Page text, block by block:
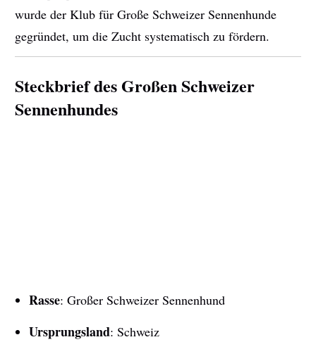
wurde der Klub für Große Schweizer Sennenhunde
gegründet, um die Zucht systematisch zu fördern.
Steckbrief des Großen Schweizer
Sennenhundes
Rasse: Großer Schweizer Sennenhund
Ursprungsland: Schweiz